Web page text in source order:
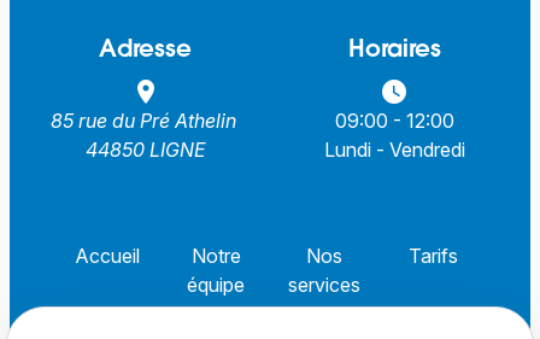
Adresse
place
85 rue du Pré Athelin
44850 LIGNE
Horaires
watch_later
09:00 - 12:00
Lundi - Vendredi
Accueil
Notre
équipe
Nos
services
Tarifs